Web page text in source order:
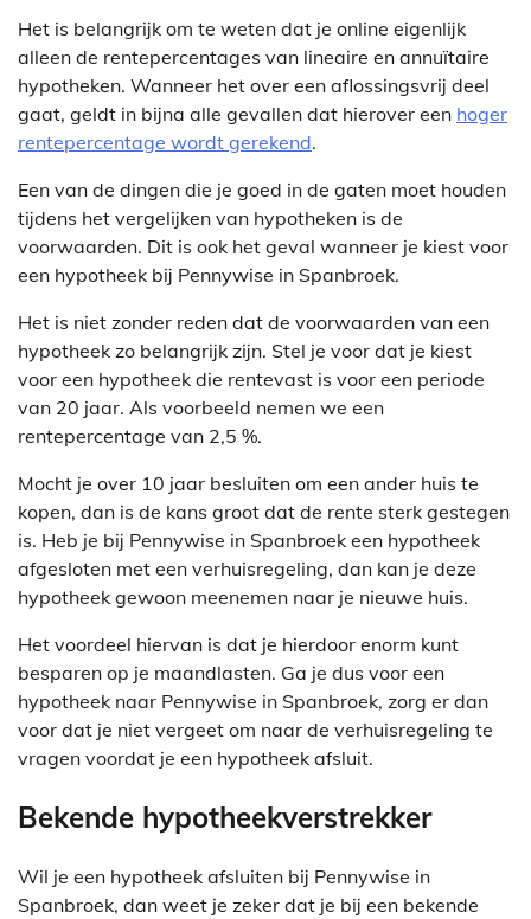
Het is belangrijk om te weten dat je online eigenlijk
alleen de rentepercentages van lineaire en annuïtaire
hypotheken. Wanneer het over een aflossingsvrij deel
gaat, geldt in bijna alle gevallen dat hierover een hoger
rentepercentage wordt gerekend.
Een van de dingen die je goed in de gaten moet houden
tijdens het vergelijken van hypotheken is de
voorwaarden. Dit is ook het geval wanneer je kiest voor
een hypotheek bij Pennywise in Spanbroek.
Het is niet zonder reden dat de voorwaarden van een
hypotheek zo belangrijk zijn. Stel je voor dat je kiest
voor een hypotheek die rentevast is voor een periode
van 20 jaar. Als voorbeeld nemen we een
rentepercentage van 2,5 %.
Mocht je over 10 jaar besluiten om een ander huis te
kopen, dan is de kans groot dat de rente sterk gestegen
is. Heb je bij Pennywise in Spanbroek een hypotheek
afgesloten met een verhuisregeling, dan kan je deze
hypotheek gewoon meenemen naar je nieuwe huis.
Het voordeel hiervan is dat je hierdoor enorm kunt
besparen op je maandlasten. Ga je dus voor een
hypotheek naar Pennywise in Spanbroek, zorg er dan
voor dat je niet vergeet om naar de verhuisregeling te
vragen voordat je een hypotheek afsluit.
Bekende hypotheekverstrekker
Wil je een hypotheek afsluiten bij Pennywise in
Spanbroek, dan weet je zeker dat je bij een bekende